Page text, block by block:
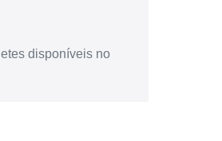
disponíveis no